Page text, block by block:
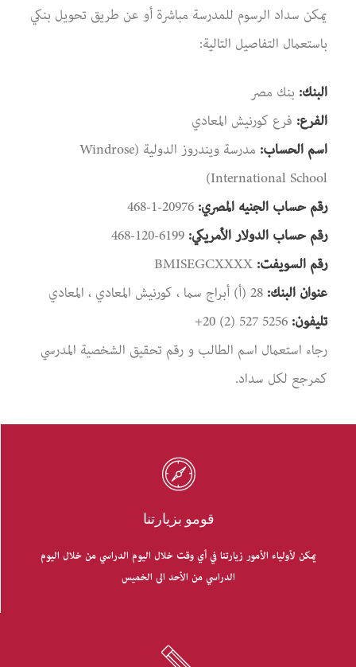
يمكن سداد الرسوم للمدرسة مباشرة أو عن طريق تحويل بنكي
باستعمال التفاصيل التالية:
البنك: بنك مصر
الفرع: فرع كورنيش المعادي
اسم الحساب:
مدرسة ويندروز الدولية (Windrose
International School)
رقم حساب الجنيه المصري: 468-1-20976
رقم حساب الدولار الأمريكي: 468-120-6199
رقم السويفت:
عنوان البنك:
تليفون: +20 (2) 527 5256
رجاء استعمال اسم الطالب و رقم تحقيق الشخصية المدرسي
كمرجع لكل سداد.
قومو بزيارتنا
يمكن لأولياء الأمور زيارتنا في أي وقت خلال اليوم الدراسي من خلال اليوم
الدراسي من الأحد الى الخميس